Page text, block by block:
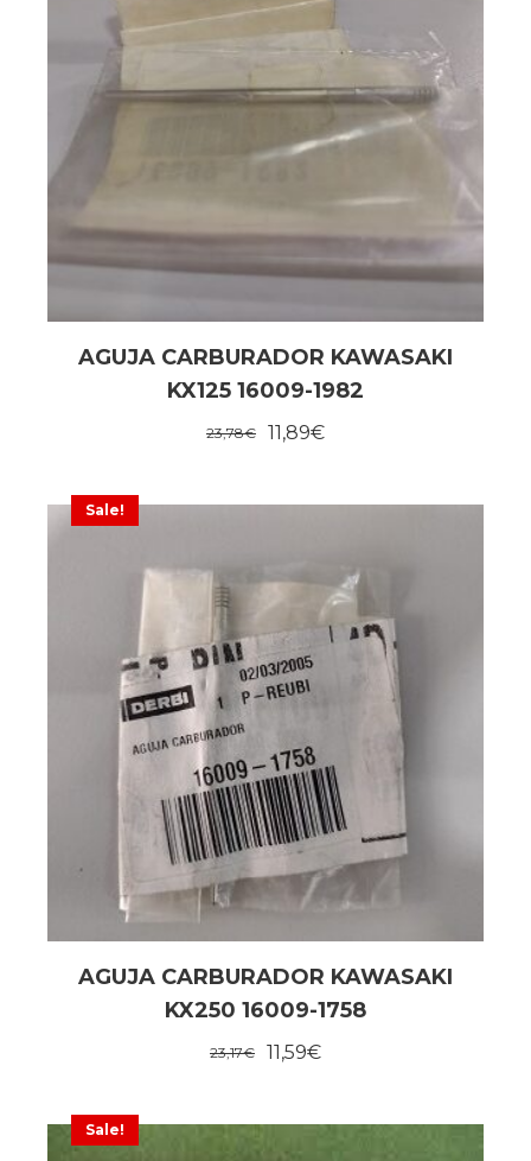
AGUJA CARBURADOR KAWASAKI
KX125 16009-1982
23,78€ 11,89€
Sale!
AGUJA CARBURADOR KAWASAKI
KX250 16009-1758
23,17€ 11,59€
Sale!